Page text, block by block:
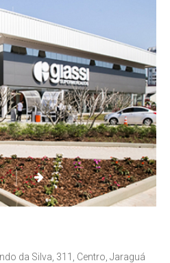
da Silva, 311, Centro, Jaraguá